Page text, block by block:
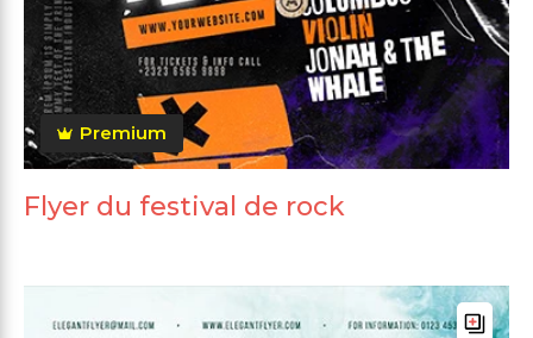
Premium
Flyer du festival de rock